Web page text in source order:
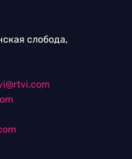
слобода,